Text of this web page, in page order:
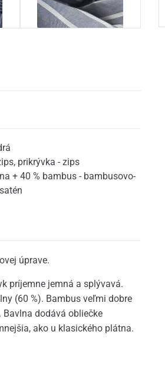
, prikrývka - zips
+ 40 % bambus - bambusovo-
úprave.
príjemne jemná a splývavá.
(60 %). Bambus veľmi dobre
dodává obliečke
ako u klasického plátna.